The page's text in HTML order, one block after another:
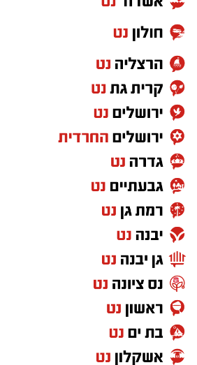
החינוך באשקלון מוביל את סדר
אשקלון ומשאבים רבים מושקעים
פדגוגיות חדשניות, בשעות
וספריות בבתי הספר, בשיפוץ
סביבה אופטימלית לתלמידים,
את כל המעטפת הנדרשת ללמידה
ההשקעה בחינוך אכן מוכיחה את
אשקלון קוטפים את פירות
השנים האחרונות זינק אחוז
השקעה בתלמידים, בתכני
ספרי.